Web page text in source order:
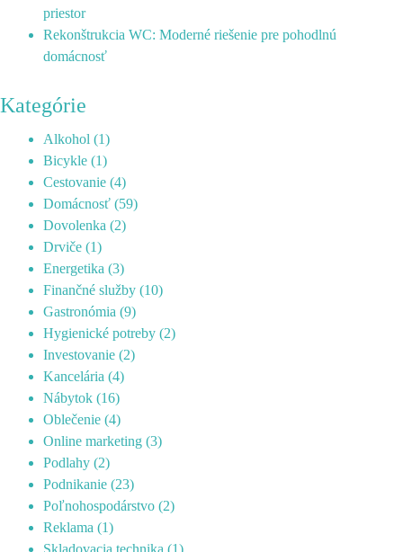
priestor
Rekonštrukcia WC: Moderné riešenie pre pohodlnú
domácnosť
Kategórie
Alkohol (1)
Bicykle (1)
Cestovanie (4)
Domácnosť (59)
Dovolenka (2)
Drviče (1)
Energetika (3)
Finančné služby (10)
Gastronómia (9)
Hygienické potreby (2)
Investovanie (2)
Kancelária (4)
Nábytok (16)
Oblečenie (4)
Online marketing (3)
Podlahy (2)
Podnikanie (23)
Poľnohospodárstvo (2)
Reklama (1)
Skladovacia technika (1)